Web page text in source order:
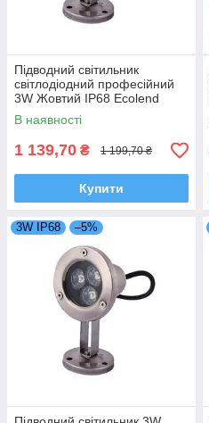
Підводний світильник
світлодіодний професійний
3W Жовтий IP68 Ecolend
В наявності
1 139,70 ₴ 1 199,70 ₴
Купити
3W IP68 –5%